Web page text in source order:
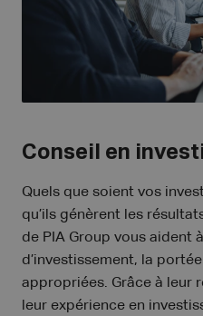
Conseil en
Quels que soient vos
qu’ils génèrent les
de PIA Group vous aident
d’investissement, la
appropriées. Grâce à leur
leur expérience en